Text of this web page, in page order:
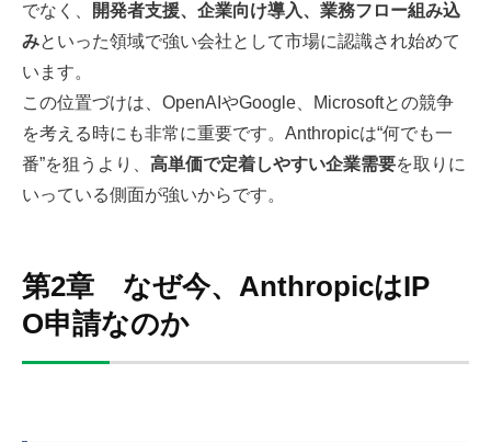
でなく、
開発者支援、企業向け導入、業務フロー組み込
みといった領域で強い会社として市場に認識され始めて
います。
この位置づけは、OpenAIやGoogle、Microsoftとの競争
を考える時にも非常に重要です。Anthropicは“何でも一
番”を狙うより、 高単価で定着しやすい企業需要を取りに
いっている側面が強いからです。
第2章 なぜ今、AnthropicはIP
O申請なのか